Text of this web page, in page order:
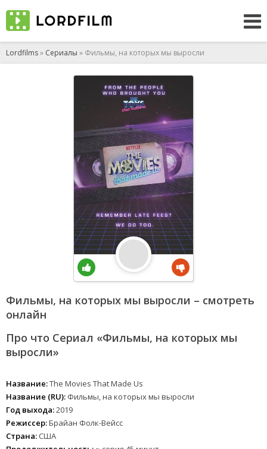
Lordfilms» Сериалы » Фильмы, на которых мы выросли
Фильмы, на которых мы выросли – смотреть
онлайн
Про что Сериал «Фильмы, на которых мы
выросли»
Название:The Movies That Made Us
Название (RU): Фильмы, на которых мы выросли
Год выхода:2019
Режиссер:Брайан Фолк-Вейсс
Страна: США